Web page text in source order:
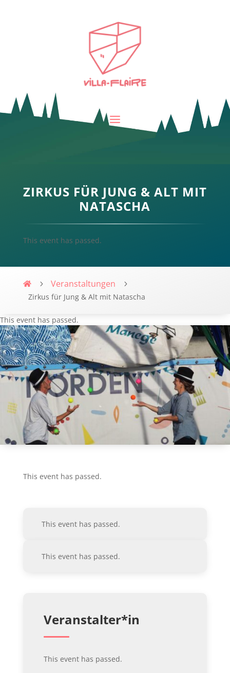
ZIRKUS FÜR JUNG & ALT MIT
NATASCHA
This event has passed.
Villa-Flaire
Veranstaltungen
Zirkus für Jung & Alt mit Natascha
This event has passed.
This event has passed.
This event has passed.
This event has passed.
Veranstalter*in
This event has passed.